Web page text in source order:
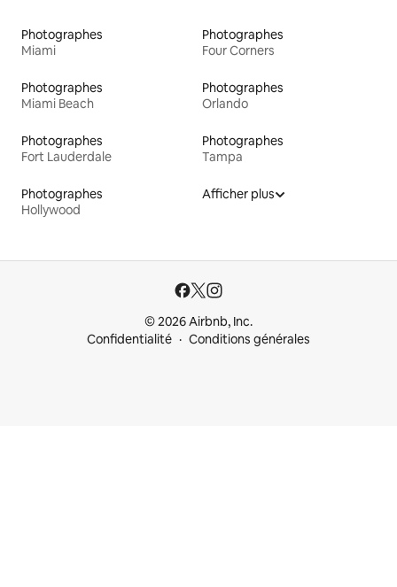
Photographes
Miami
Photographes
Four Corners
Photographes
Miami Beach
Photographes
Orlando
Photographes
Fort Lauderdale
Photographes
Tampa
Photographes
Hollywood
Afficher plus
© 2026 Airbnb, Inc.
Confidentialité
Conditions générales